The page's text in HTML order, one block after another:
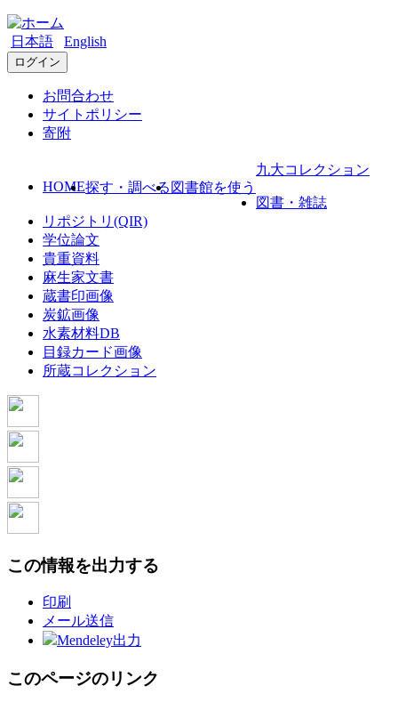
日本語 English
ログイン
お問合わせ
サイトポリシー
寄附
HOME探す・調べる 図書館を使う
九大コレクション
図書・雑誌
リポジトリ(QIR)
学位論文
貴重資料
麻生家文書
蔵書印画像
炭鉱画像
水素材料DB
目録カード画像
所蔵コレクション
この情報を出力する
印刷
メール送信
Mendeley出力
このページのリンク